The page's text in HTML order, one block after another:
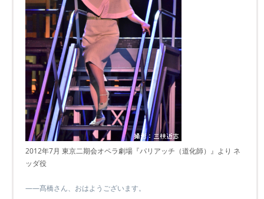
2012年7月 東京二期会オペラ劇場『パリアッチ（道化師）』より ネ
ッダ役
――髙橋さん、おはようございます。